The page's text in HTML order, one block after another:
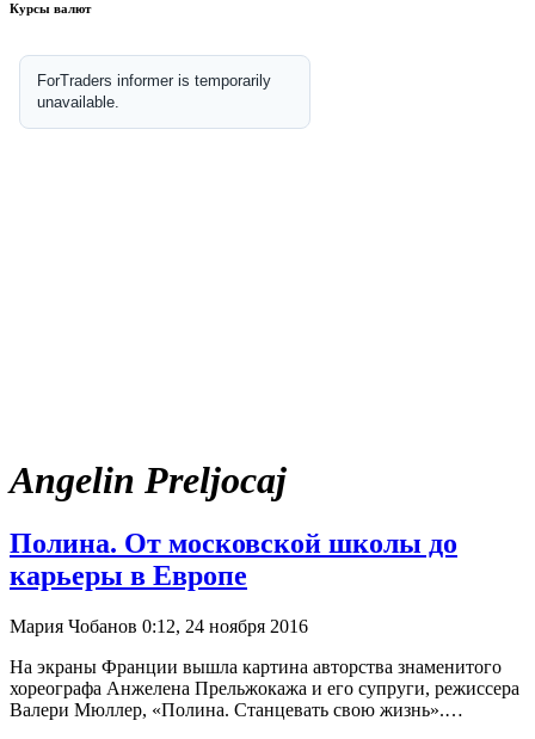
Курсы валют
Angelin Preljocaj
Полина. От московской школы до
карьеры в Европе
Мария Чобанов 0:12, 24 ноября 2016
На экраны Франции вышла картина авторства знаменитого
хореографа Анжелена Прельжокажа и его супруги, режиссера
Валери Мюллер, «Полина. Станцевать свою жизнь».…